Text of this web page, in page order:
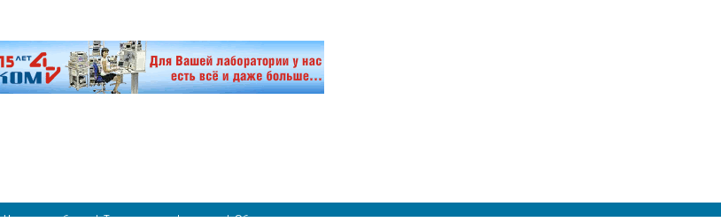
Новости и события|Техническая информация|Обратная связь